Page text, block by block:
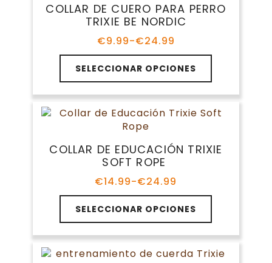
se
pueden
en
página
de
producto
COLLAR DE CUERO PARA PERRO
TRIXIE BE NORDIC
€9.99-€24.99
Rango
de
precios:
desde
€9.99
hasta
€24.99
SELECCIONAR OPCIONES
Este
producto
tiene
múltiples
variantes.
se
en
página
de
producto
COLLAR DE EDUCACIÓN TRIXIE
SOFT ROPE
€14.99-€24.99
Rango
de
precios:
desde
€14.99
hasta
€24.99
SELECCIONAR OPCIONES
Este
producto
tiene
múltiples
variantes.